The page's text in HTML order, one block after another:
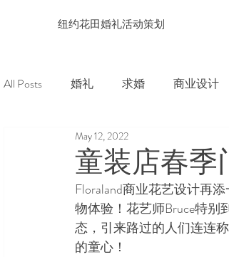
纽约花田婚礼活动策划
All Posts 婚礼 求婚 商业设计
童装店春季
May 12, 2022
Floraland商业花艺设计再
物体验！花艺师Bruce特
态，引来路过的人们连连
的童心！